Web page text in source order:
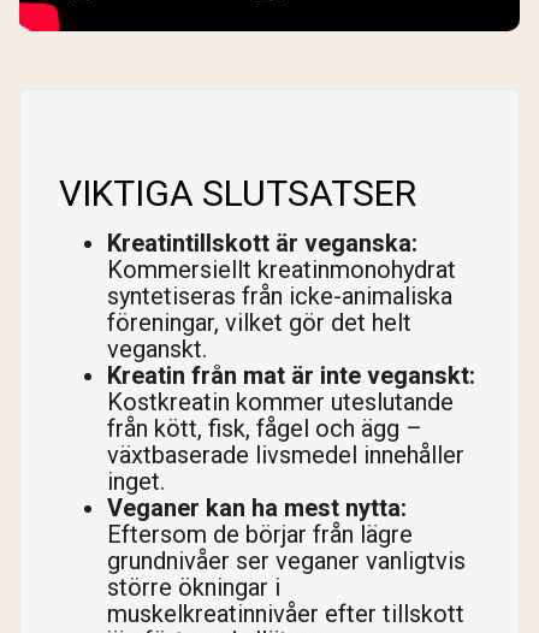
VIKTIGA SLUTSATSER
Kreatintillskott är veganska:
Kommersiellt kreatinmonohydrat
syntetiseras från icke-animaliska
föreningar, vilket gör det helt
veganskt.
Kreatin från mat är inte veganskt:
Kostkreatin kommer uteslutande
från kött, fisk, fågel och ägg –
växtbaserade livsmedel innehåller
inget.
Veganer kan ha mest nytta:
Eftersom de börjar från lägre
grundnivåer ser veganer vanligtvis
större ökningar i
muskelkreatinnivåer efter tillskott